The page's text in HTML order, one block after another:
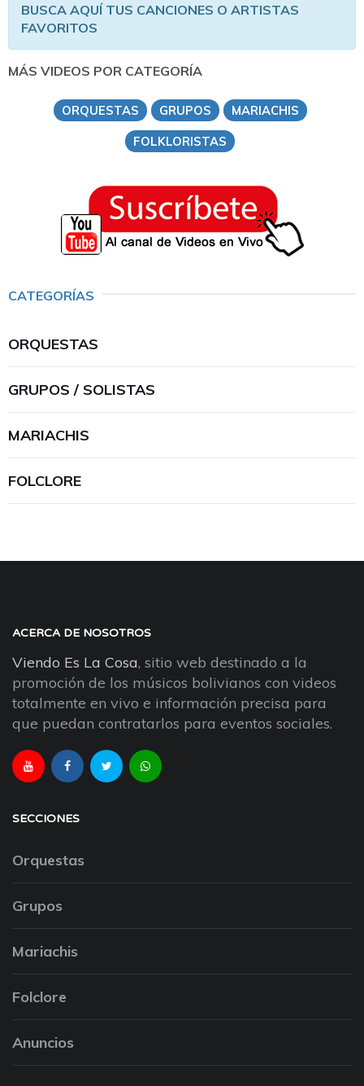
BUSCA AQUÍ TUS CANCIONES O ARTISTAS
FAVORITOS
MÁS VIDEOS POR CATEGORÍA
ORQUESTAS GRUPOS
MARIACHIS
FOLKLORISTAS
CATEGORÍAS
ORQUESTAS
GRUPOS / SOLISTAS
MARIACHIS
FOLCLORE
ACERCA DE NOSOTROS
Viendo Es La Cosa, sitio web destinado a la
promoción de los músicos bolivianos con videos
totalmente en vivo e información precisa para
que puedan contratarlos para eventos sociales.
SECCIONES
Orquestas
Grupos
Mariachis
Folclore
Anuncios